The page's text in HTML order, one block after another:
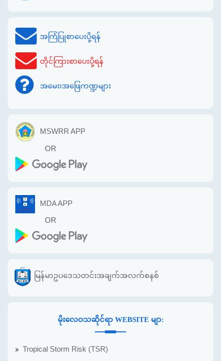
အကြံပြုစာပေးပို့ရန်
တိုင်ကြားစာပေးပို့ရန်
အမေး၊အဖြေကဏ္ဍများ
MSWRR APP
OR
MDA APP
OR
မြန်မာဥပဒေသတင်းအချက်အလက်စနစ်
မိုးလေဝသဆိုင်ရာ WEBSITE မျာ:
Tropical Storm Risk (TSR)